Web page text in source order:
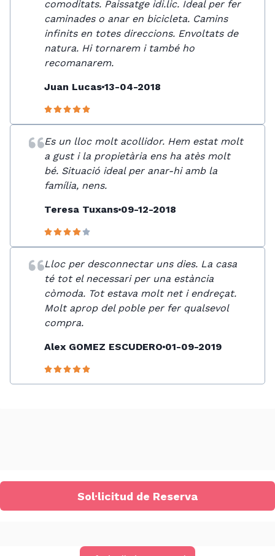
comoditats. Paissatge idi.lic. Ideal per fer
caminades o anar en bicicleta. Camins
infinits en totes direccions. Envoltats de
natura. Hi tornarem i també ho
recomanarem.
Juan Lucas 13-04-2018
Es un lloc molt acollidor. Hem estat molt
a gust i la propietària ens ha atès molt
bé. Situació ideal per anar-hi amb la
família, nens.
Teresa Tuxans 09-12-2018
Lloc per desconnectar uns dies. La casa
té tot el necessari per una estància
còmoda. Tot estava molt net i endreçat.
Molt aprop del poble per fer qualsevol
compra.
Alex GOMEZ ESCUDERO 01-09-2019
Sol·licitud de Reserva